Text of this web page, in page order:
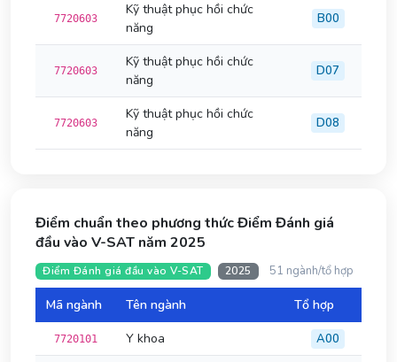
7720603
Kỹ thuật phục hồi chức
năng
B00
7720603
Kỹ thuật phục hồi chức
năng
D07
7720603
Kỹ thuật phục hồi chức
năng
D08
Điểm chuẩn theo phương thức Điểm Đánh giá
đầu vào V-SAT năm 2025
Điểm Đánh giá đầu vào V-SAT 2025 51 ngành/tổ hợp
Mã ngành Tên ngành Tổ hợp
7720101 Y khoa A00